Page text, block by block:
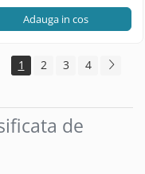
Adauga in cos
1 2 3 4
de